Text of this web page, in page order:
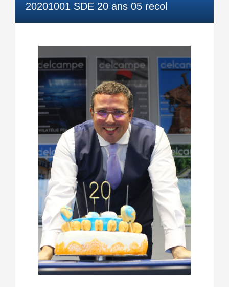
20201001 SDE 20 ans 05 recol